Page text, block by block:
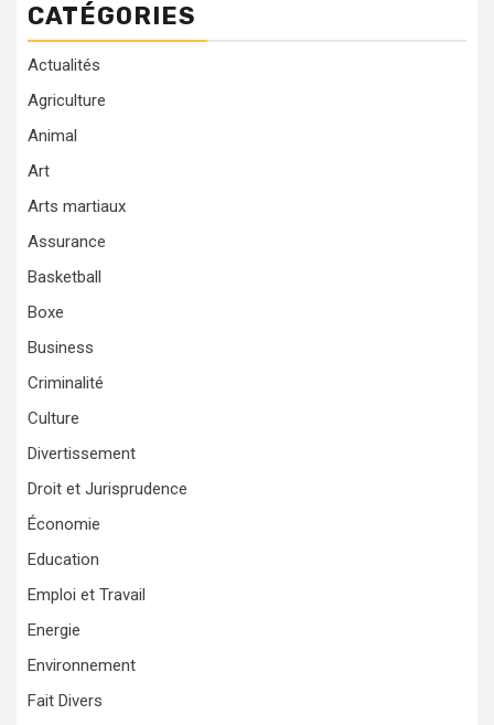
CATÉGORIES
Actualités
Agriculture
Animal
Art
Arts martiaux
Assurance
Basketball
Boxe
Business
Criminalité
Culture
Divertissement
Droit et Jurisprudence
Économie
Education
Emploi et Travail
Energie
Environnement
Fait Divers